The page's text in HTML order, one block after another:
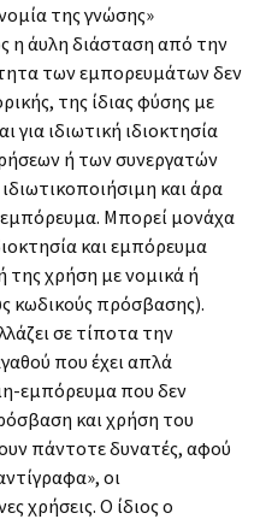
της γνώσης»
η άυλη διάσταση από την
των εμπορευμάτων δεν
της ίδιας φύσης με
για ιδιωτική ιδιοκτησία
ή των συνεργατών
και άρα
εμπόρευμα. Μπορεί μονάχα
και εμπόρευμα
της χρήση με νομικά ή
κωδικούς πρόσβασης).
σε τίποτα την
που έχει απλά
εμπόρευμα που δεν
και χρήση του
πάντοτε δυνατές, αφού
οι
χρήσεις. Ο ίδιος ο